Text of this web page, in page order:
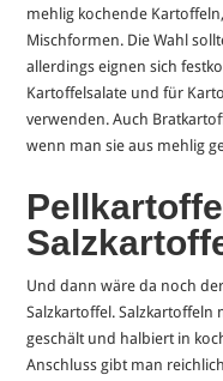
mehlig kochende
Mischformen. Die Wahl
allerdings eignen sich
Kartoffelsalate und für
verwenden. Auch
wenn man sie aus mehlig
Und dann wäre da noch
Salzkartoffel.
geschält und halbiert in
Anschluss gibt man